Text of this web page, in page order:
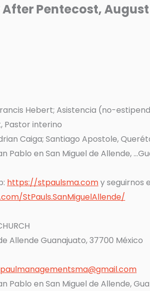
Pentecost,
Hebert; Asistencia (no-
Pastor interino
Caiga; Santiago Apostole,
Pablo en San Miguel de Allende, ...
https://stpaulsma.comy seguirnos
StPauls.SanMiguelAllende/
Allende Guanajuato, 37700 México
Pablo en San Miguel de Allende,